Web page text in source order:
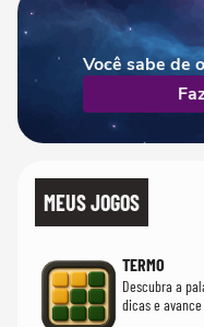
Você sabe de
MEUS JOGOS
TERMO
Descubra a
dicas e